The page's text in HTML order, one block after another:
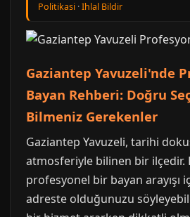
Politikasi ·Ihlal Bildir
Gaziantep Yavuzeli'nde
Bayan Rehberi: Doğru
Bilmeniz Gerekenler
Gaziantep Yavuzeli, tarihi
atmosferiyle bilinen bir ilçedir.
profesyonel bir bayan arayışı
adreste olduğunuzu